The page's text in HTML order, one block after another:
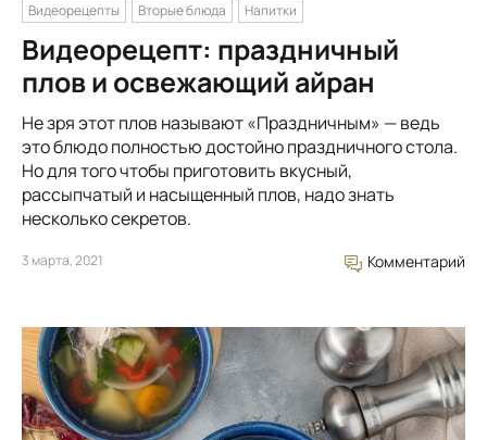
Видеорецепты
Вторые блюда Напитки
Видеорецепт: праздничный
плов и освежающий айран
Не зря этот плов называют «Праздничным» — ведь
это блюдо полностью достойно праздничного стола.
Но для того чтобы приготовить вкусный,
рассыпчатый и насыщенный плов, надо знать
несколько секретов.
3 марта, 2021 Комментарий